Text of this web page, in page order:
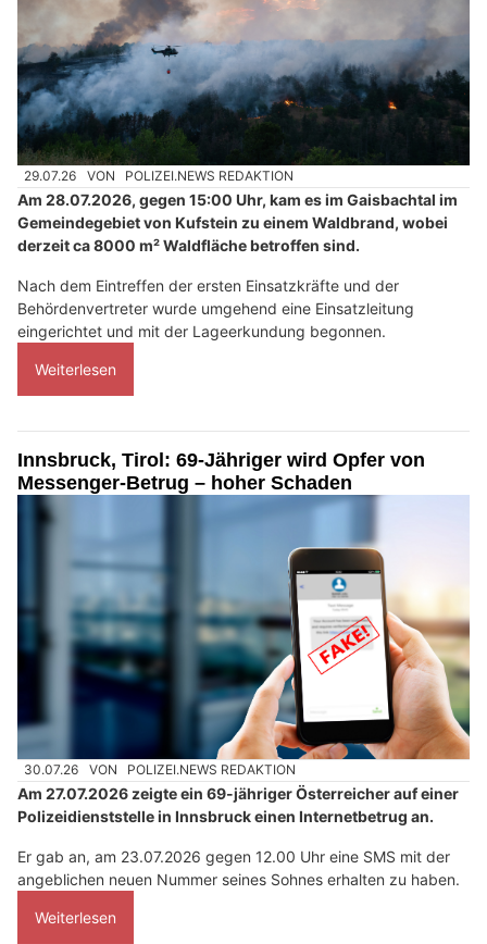
29.07.26 VON POLIZEI.NEWS REDAKTION
Am 28.07.2026, gegen 15:00 Uhr, kam es im Gaisbachtal im
Gemeindegebiet von Kufstein zu einem Waldbrand, wobei
derzeit ca 8000 m² Waldfläche betroffen sind.
Nach dem Eintreffen der ersten Einsatzkräfte und der
Behördenvertreter wurde umgehend eine Einsatzleitung
eingerichtet und mit der Lageerkundung begonnen.
Weiterlesen
Innsbruck, Tirol: 69-Jähriger wird Opfer von
Messenger-Betrug – hoher Schaden
30.07.26 VON POLIZEI.NEWS REDAKTION
Am 27.07.2026 zeigte ein 69-jähriger Österreicher auf einer
Polizeidienststelle in Innsbruck einen Internetbetrug an.
Er gab an, am 23.07.2026 gegen 12.00 Uhr eine SMS mit der
angeblichen neuen Nummer seines Sohnes erhalten zu haben.
Weiterlesen